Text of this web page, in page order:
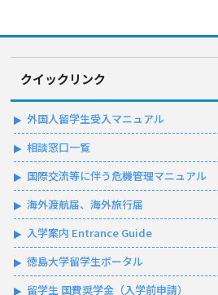
クイックリンク
外国人留学生受入マニュアル
相談窓口一覧
国際交流等に伴う危機管理マニュアル
海外渡航届、海外旅行届
入学案内 Entrance Guide
徳島大学留学生ポータル
留学生 国費奨学金（入学前申請）